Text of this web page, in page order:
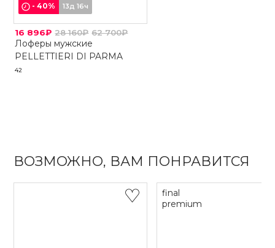
-40% 13д 16ч
16 896₽ 28 160₽ 62 700₽
Лоферы мужские
PELLETTIERI DI PARMA
42
ВОЗМОЖНО, ВАМ ПОНРАВИТСЯ
final
premium